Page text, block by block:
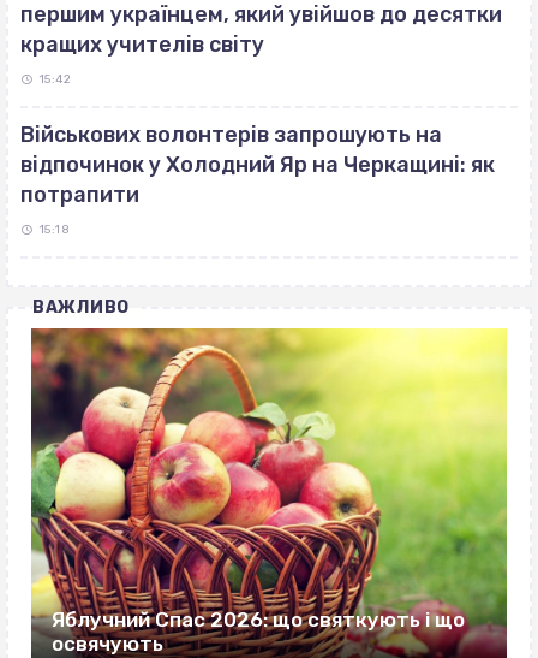
першим українцем, який увійшов до десятки
кращих учителів світу
15:42
Військових волонтерів запрошують на
відпочинок у Холодний Яр на Черкащині: як
потрапити
15:18
ВАЖЛИВО
Яблучний Спас 2026: що святкують і що
освячують